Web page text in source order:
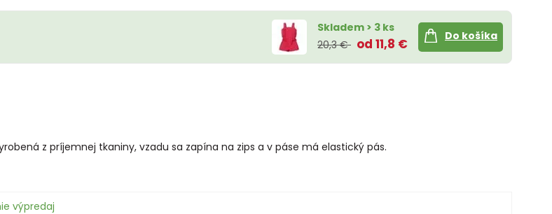
Skladem > 3 ks
20,3 € od 11,8 €
Do košíka
z príjemnej tkaniny, vzadu sa zapína na zips a v páse má elastický pás.
výpredaj